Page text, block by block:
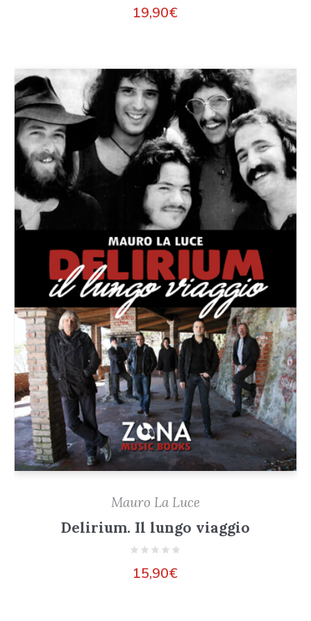
19,90€
Mauro La Luce
Delirium. Il lungo viaggio
15,90€